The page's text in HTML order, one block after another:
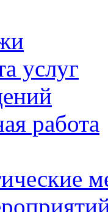
услуг
работа